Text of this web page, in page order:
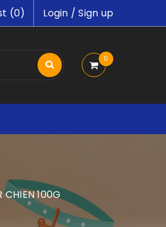
Login /Sign up
(0)
0
CHIEN 100G